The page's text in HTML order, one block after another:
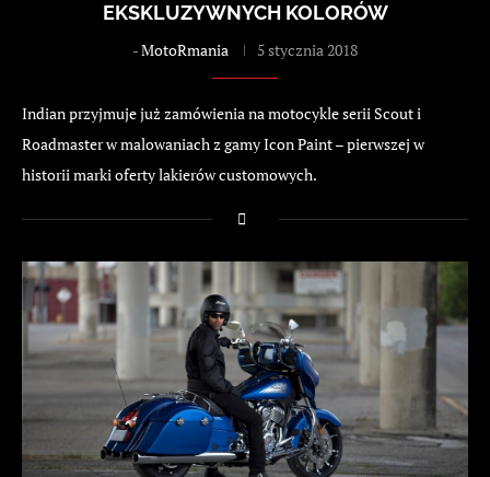
EKSKLUZYWNYCH KOLORÓW
-MotoRmania 5 stycznia 2018
Indian przyjmuje już zamówienia na motocykle serii Scout i
Roadmaster w malowaniach z gamy Icon Paint – pierwszej w
historii marki oferty lakierów customowych.